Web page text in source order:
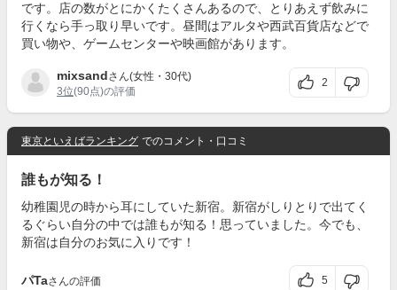
です。店の数がとにかくたくさんあるので、とりあえず飲みに
行くなら手っ取り早いです。昼間はアルタや西武百貨店などで
買い物や、ゲームセンターや映画館があります。
mixsandさん(女性・30代)
3位(90点)の評価
2
東京といえばランキング でのコメント・口コミ
誰もが知る！
幼稚園児の時から耳にしていた新宿。新宿がしりとりで出てく
るぐらい自分の中では誰もが知る！思っていました。今でも、
新宿は自分のお気に入りです！
パTaさんの評価 5